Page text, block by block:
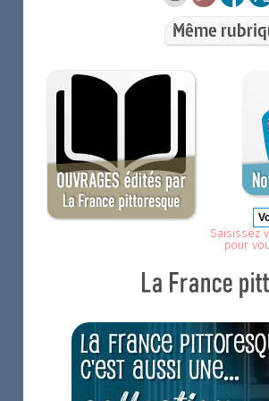
Même
Saisissez
pour